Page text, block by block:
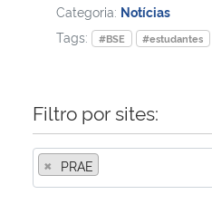
Categoria: Notícias
Tags:
#BSE #estudantes
Filtro por sites:
× PRAE